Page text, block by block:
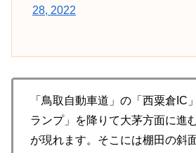
28, 2022
「鳥取自動車道」の「西粟倉IC
ランプ」を降りて大茅方面に進
が現れます。そこには棚田の斜